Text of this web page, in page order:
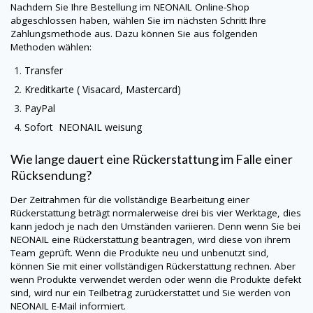
Nachdem Sie Ihre Bestellung im NEONAIL Online-Shop
abgeschlossen haben, wählen Sie im nächsten Schritt Ihre
Zahlungsmethode aus. Dazu können Sie aus folgenden
Methoden wählen:
Transfer
Kreditkarte ( Visacard, Mastercard)
PayPal
Sofort NEONAIL weisung
Wie lange dauert eine Rückerstattung im Falle einer
Rücksendung?
Der Zeitrahmen für die vollständige Bearbeitung einer
Rückerstattung beträgt normalerweise drei bis vier Werktage, dies
kann jedoch je nach den Umständen variieren. Denn wenn Sie bei
NEONAIL eine Rückerstattung beantragen, wird diese von ihrem
Team geprüft. Wenn die Produkte neu und unbenutzt sind,
können Sie mit einer vollständigen Rückerstattung rechnen. Aber
wenn Produkte verwendet werden oder wenn die Produkte defekt
sind, wird nur ein Teilbetrag zurückerstattet und Sie werden von
NEONAIL E-Mail informiert.